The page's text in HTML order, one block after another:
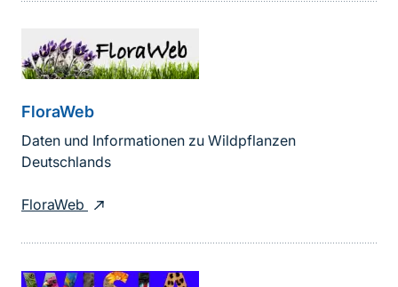
FloraWeb
Daten und Informationen zu Wildpflanzen
Deutschlands
FloraWeb